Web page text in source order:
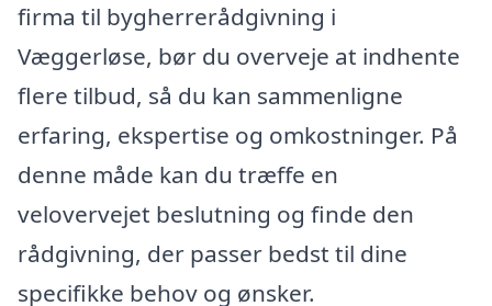
firma til bygherrerådgivning i
Væggerløse, bør du overveje at indhente
flere tilbud, så du kan sammenligne
erfaring, ekspertise og omkostninger. På
denne måde kan du træffe en
velovervejet beslutning og finde den
rådgivning, der passer bedst til dine
specifikke behov og ønsker.